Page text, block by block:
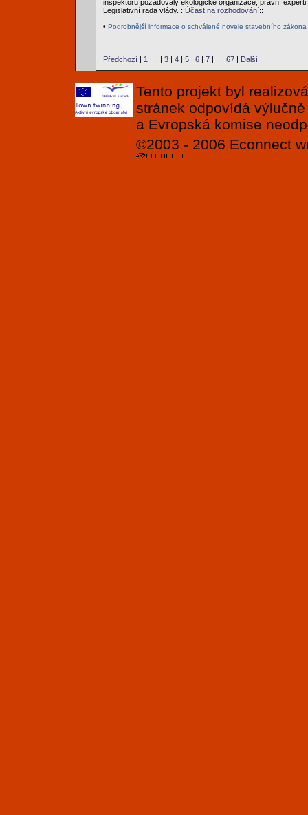
inspektorů požadovaly ekologické organizace, právní
Legislativní rada vlády. ::Účast na rozhodování::
• Podrobnější informace o schválené novele stavebního zákona
Předchozí | 1 | | 3 | 4 | 5 | 6 | 7 | | 67 | Další
Tento projekt byl
stránek odpovídá
a Evropská komise
©2003 - 2006 Econnect